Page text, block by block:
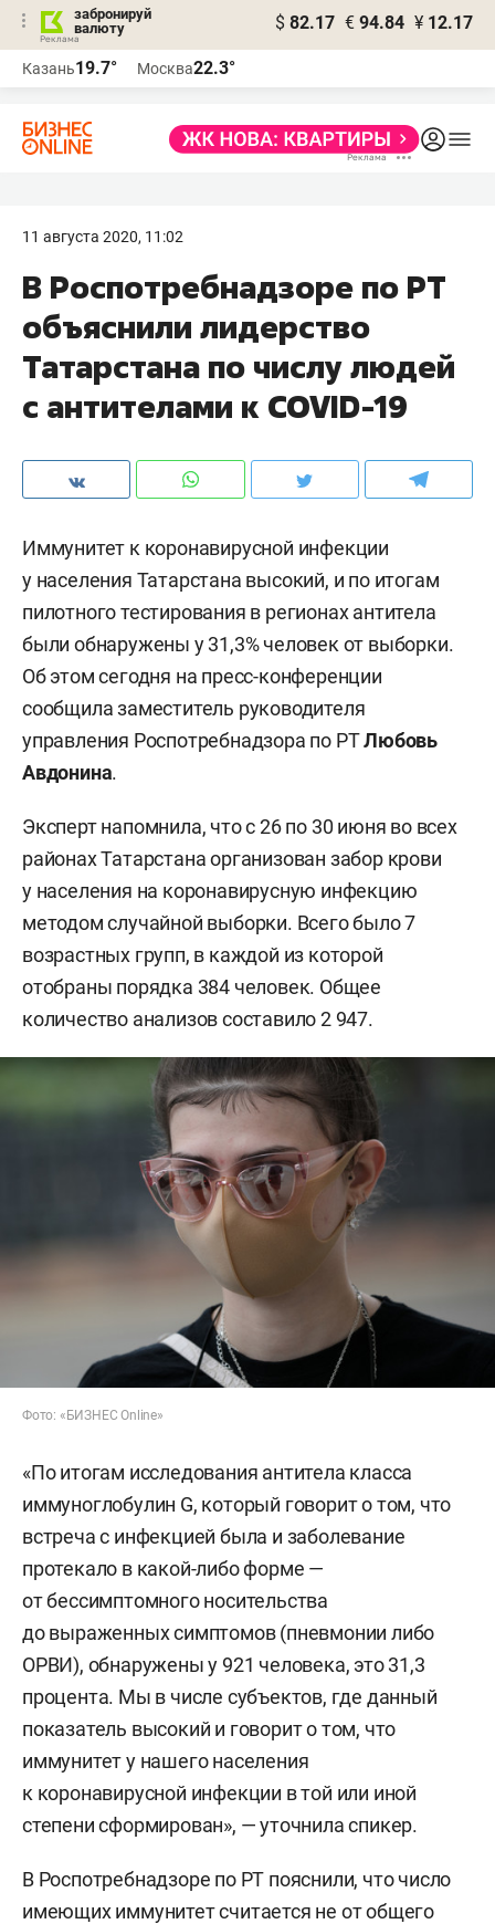
забронируй
валюту
$ 82.17 € 94.84 ¥ 12.17
Казань19.7° Москва22.3°
11 августа 2020, 11:02
В Роспотребнадзоре по РТ
объяснили лидерство
Татарстана по числу людей
с антителами к COVID-19
Иммунитет к коронавирусной инфекции
у населения Татарстана высокий, и по итогам
пилотного тестирования в регионах антитела
были обнаружены у 31,3% человек от выборки.
Об этом сегодня на пресс-конференции
сообщила заместитель руководителя
управления Роспотребнадзора по РТЛюбовь
Авдонина.
Эксперт напомнила, что с 26 по 30 июня во всех
районах Татарстана организован забор крови
у населения на коронавирусную инфекцию
методом случайной выборки. Всего было 7
возрастных групп, в каждой из которой
отобраны порядка 384 человек. Общее
количество анализов составило 2 947.
Фото: «БИЗНЕС Online»
«По итогам исследования антитела класса
иммуноглобулин G, который говорит о том, что
встреча с инфекцией была и заболевание
протекало в какой-либо форме —
от бессимптомного носительства
до выраженных симптомов (пневмонии либо
ОРВИ), обнаружены у 921 человека, это 31,3
процента. Мы в числе субъектов, где данный
показатель высокий и говорит о том, что
иммунитет у нашего населения
к коронавирусной инфекции в той или иной
степени сформирован», — уточнила спикер.
В Роспотребнадзоре по РТ пояснили, что число
имеющих иммунитет считается не от общего